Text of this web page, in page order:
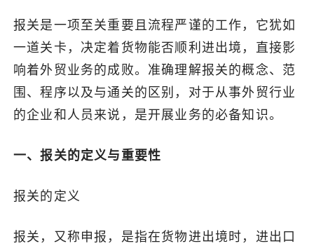
出海资讯
跨境报告
出海导航
出海交流群
报关是一项至关重要且流程严谨的工作，它犹如
一道关卡，决定着货物能否顺利进出境，直接影
响着外贸业务的成败。准确理解报关的概念、范
围、程序以及与通关的区别，对于从事外贸行业
的企业和人员来说，是开展业务的必备知识。
一、报关的定义与重要性
报关的定义
报关，又称申报，是指在货物进出境时，进出口